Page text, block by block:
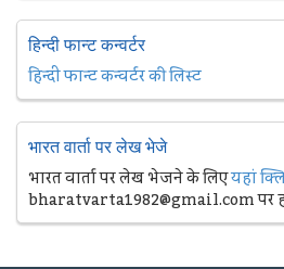
हिन्दी फान्ट कन्वर्टर
हिन्दी फान्ट कन्वर्टर की लिस्ट
भारत वार्ता पर लेख भेजे
भारत वार्ता पर लेख भेजने के लिएयहां
bharatvarta1982@gmail.com पर